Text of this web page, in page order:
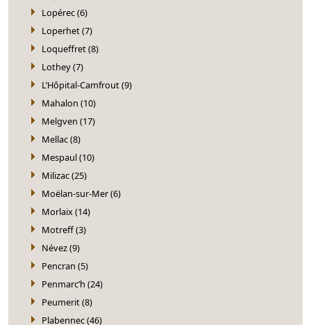
Lopérec (6)
Loperhet (7)
Loqueffret (8)
Lothey (7)
L’Hôpital-Camfrout (9)
Mahalon (10)
Melgven (17)
Mellac (8)
Mespaul (10)
Milizac (25)
Moëlan-sur-Mer (6)
Morlaix (14)
Motreff (3)
Névez (9)
Pencran (5)
Penmarc’h (24)
Peumerit (8)
Plabennec (46)